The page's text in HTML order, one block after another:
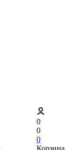
0
0
0
Корзина